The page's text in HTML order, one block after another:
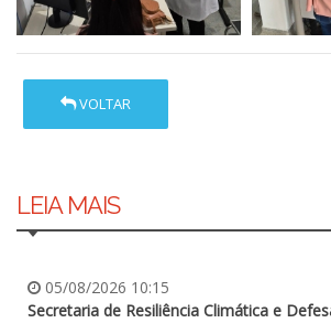
VOLTAR
LEIA MAIS
05/08/2026 10:15
Secretaria de Resiliência Climática e